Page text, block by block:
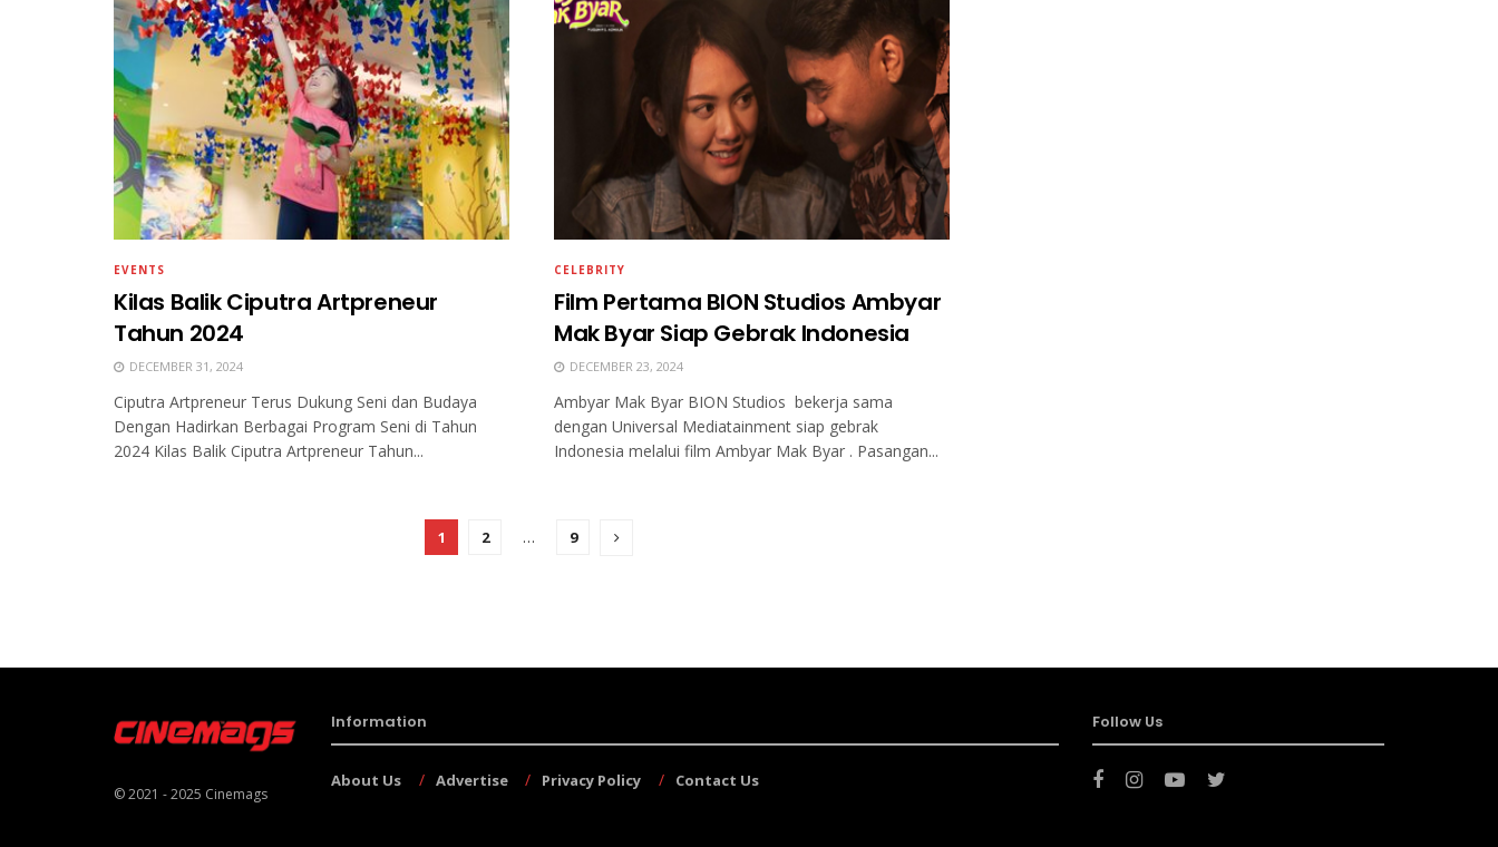
EVENTS
Kilas Balik Ciputra Artpreneur
Tahun 2024
DECEMBER 31, 2024
Ciputra Artpreneur Terus Dukung Seni dan Budaya
Dengan Hadirkan Berbagai Program Seni di Tahun
2024 Kilas Balik Ciputra Artpreneur Tahun...
CELEBRITY
Film Pertama BION Studios Ambyar
Mak Byar Siap Gebrak Indonesia
DECEMBER 23, 2024
Ambyar Mak Byar BION Studios bekerja sama
dengan Universal Mediatainment siap gebrak
Indonesia melalui film Ambyar Mak Byar . Pasangan...
1 2 … 9
© 2021 - 2025 Cinemags
Information
About Us Advertise Privacy Policy Contact Us
Follow Us